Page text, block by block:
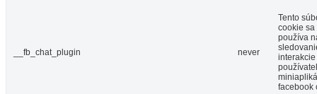
__fb_chat_plugin never
Tento
cookie sa
používa
interakcie
facebook